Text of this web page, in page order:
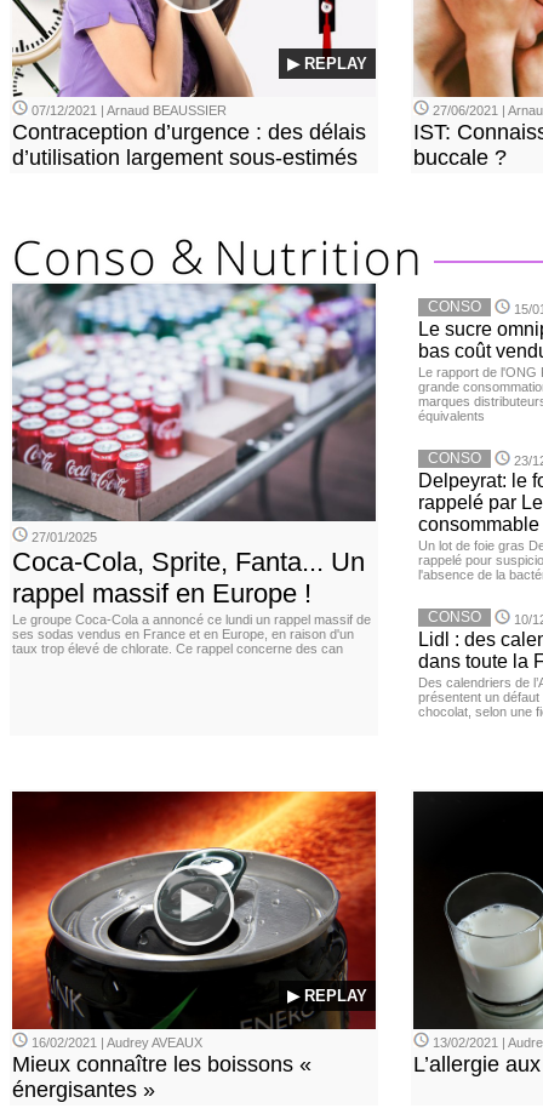
▶ REPLAY
07/12/2021 | Arnaud BEAUSSIER
Contraception d’urgence : des délais
d’utilisation largement sous-estimés
27/06/2021 |
IST:
buccale ?
27/01/2025
Coca-Cola, Sprite, Fanta... Un
rappel massif en Europe !
Le groupe Coca-Cola a annoncé ce lundi un rappel massif de
ses sodas vendus en France et en Europe, en raison d'un
taux trop élevé de chlorate. Ce rappel concerne des can
CONSO 15/
Le sucre
bas coût
Le rapport de l'ONG
grande
marques
équivalents
CONSO 23/
Delpeyrat: le
rappelé par
consommable
Un lot de foie gras
rappelé pour
l'absence de la
CONSO 10/
Lidl : des
dans toute la
Des calendriers de
présentent un défaut
chocolat, selon une
▶ REPLAY
16/02/2021 | Audrey AVEAUX
Mieux connaître les boissons «
énergisantes »
13/02/2021 |
L’allergie